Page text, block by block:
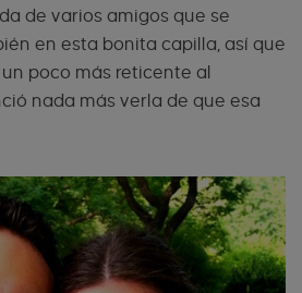
de varios amigos que se
en esta bonita capilla, así que
poco más reticente al
nada más verla de que esa